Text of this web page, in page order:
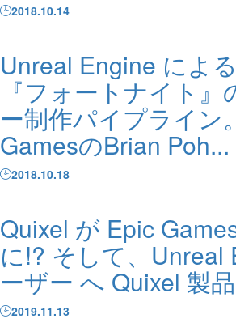
2018.10.14
Unreal Engine によ
『フォートナイト』
ー制作パイプライン
GamesのBrian Poh...
2018.10.18
Quixel が Epic
に!? そして、Unreal
ーザー へ Quixel 製
2019.11.13